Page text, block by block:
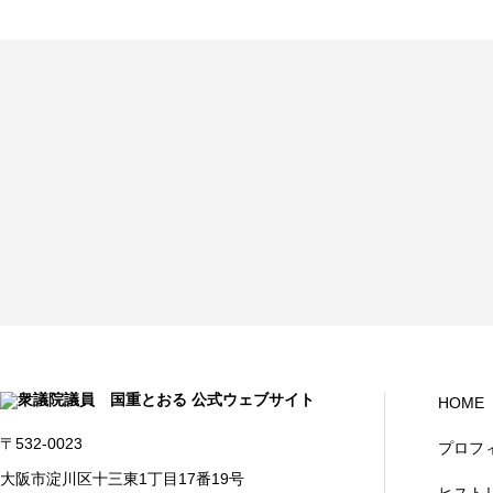
〒532-0023
大阪市淀川区十三東1丁目17番19号
HOME
プロフ